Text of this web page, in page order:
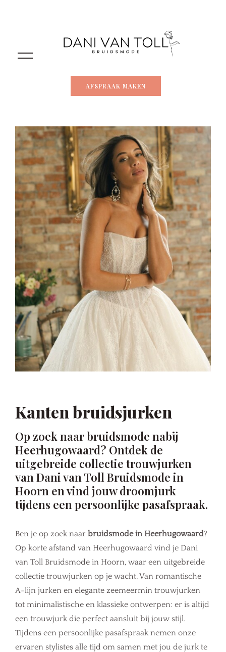
AFSPRAAK MAKEN
Kanten bruidsjurken
Op zoek naar bruidsmode nabij
Heerhugowaard? Ontdek de
uitgebreide collectie trouwjurken
van Dani van Toll Bruidsmode in
Hoorn en vind jouw droomjurk
tijdens een persoonlijke pasafspraak.
Ben je op zoek naar bruidsmode in Heerhugowaard?
Op korte afstand van Heerhugowaard vind je Dani
van Toll Bruidsmode in Hoorn, waar een uitgebreide
collectie trouwjurken op je wacht. Van romantische
A-lijn jurken en elegante zeemeermin trouwjurken
tot minimalistische en klassieke ontwerpen: er is altijd
een trouwjurk die perfect aansluit bij jouw stijl.
Tijdens een persoonlijke pasafspraak nemen onze
ervaren stylistes alle tijd om samen met jou de jurk te